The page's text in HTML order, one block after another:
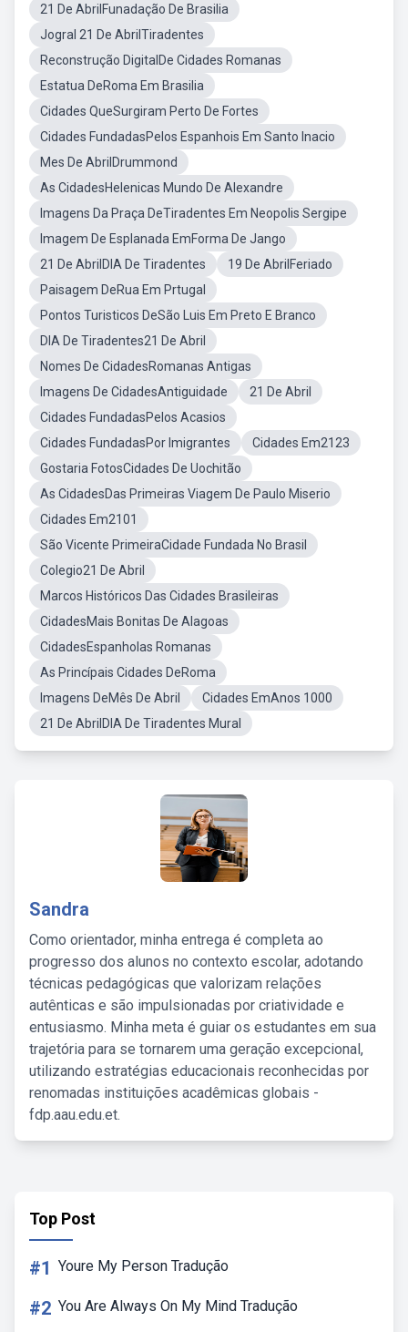
21 De AbrilFunadação De Brasilia
Jogral 21 De AbrilTiradentes
Reconstrução DigitalDe Cidades Romanas
Estatua DeRoma Em Brasilia
Cidades QueSurgiram Perto De Fortes
Cidades FundadasPelos Espanhois Em Santo Inacio
Mes De AbrilDrummond
As CidadesHelenicas Mundo De Alexandre
Imagens Da Praça DeTiradentes Em Neopolis Sergipe
Imagem De Esplanada EmForma De Jango
21 De AbrilDIA De Tiradentes
19 De AbrilFeriado
Paisagem DeRua Em Prtugal
Pontos Turisticos DeSão Luis Em Preto E Branco
DIA De Tiradentes21 De Abril
Nomes De CidadesRomanas Antigas
Imagens De CidadesAntiguidade
21 De Abril
Cidades FundadasPelos Acasios
Cidades FundadasPor Imigrantes
Cidades Em2123
Gostaria FotosCidades De Uochitão
As CidadesDas Primeiras Viagem De Paulo Miserio
Cidades Em2101
São Vicente PrimeiraCidade Fundada No Brasil
Colegio21 De Abril
Marcos Históricos Das Cidades Brasileiras
CidadesMais Bonitas De Alagoas
CidadesEspanholas Romanas
As Princípais Cidades DeRoma
Imagens DeMês De Abril
Cidades EmAnos 1000
21 De AbrilDIA De Tiradentes Mural
Sandra
Como orientador, minha entrega é completa ao
progresso dos alunos no contexto escolar, adotando
técnicas pedagógicas que valorizam relações
autênticas e são impulsionadas por criatividade e
entusiasmo. Minha meta é guiar os estudantes em sua
trajetória para se tornarem uma geração excepcional,
utilizando estratégias educacionais reconhecidas por
renomadas instituições acadêmicas globais -
fdp.aau.edu.et.
Top Post
#1 Youre My Person Tradução
#2 You Are Always On My Mind Tradução